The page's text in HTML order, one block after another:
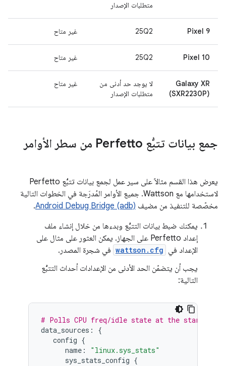
متطلبات الإصدار
Pixel 9
25Q2 غير متاح
Pixel 10
25Q2 غير متاح
Galaxy XR
(SXR2230P)
لا يوجد حد أدنى من
متطلبات الإصدار
غير متاح
جمع بيانات تتبُّع Perfetto من سطر الأوامر
يعرض هذا القسم مثالاً على سير عمل لجمع بيانات تتبُّع Perfetto
لاستخدامها مع Wattson. جميع الأوامر المُدرَجة في الخطوات التالية
مخصّصة للتنفيذ من مضيف Android Debug Bridge (adb)
.
يمكنك ضبط بيانات التتبُّع وبدءها من خلال إنشاء ملف
إعداد Perfetto على الجهاز. يمكن العثور على مثال على
الإعداد في wattson.cfg في شجرة المصدر.
يجب أن يتضمّن الحد الأدنى من الإعدادات أحداث التتبُّع
التالية:
# Polls CPU freq/idle state at the start of
data_sources:
{
config {
name:
"linux.sys_stats"
sys_stats_config {